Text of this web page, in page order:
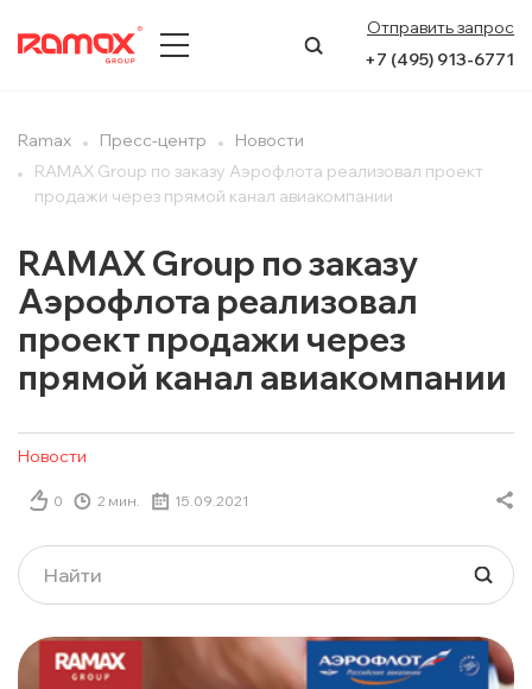
Отправить запрос
+7 (495) 913-6771
ПРЕСС-ЦЕНТР
УСЛУГИ
КЕЙСЫ
Ramax Пресс-центр
Новости
RAMAX Group по заказу Аэрофлота реализовал проект
продажи через прямой канал авиакомпании
RAMAX Group по заказу
Аэрофлота реализовал
проект продажи через
прямой канал авиакомпании
Новости
0 2 мин. 15.09.2021